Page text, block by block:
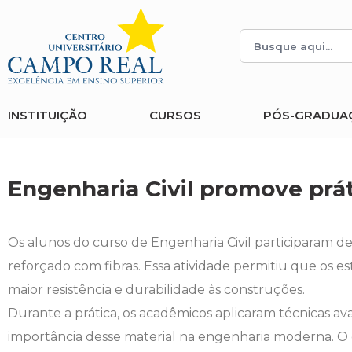
INSTITUIÇÃO CURSOS PÓS-
Engenharia Civil promove
Os alunos do curso de Engenharia Civil participaram
reforçado com fibras. Essa atividade permitiu que os
maior resistência e durabilidade às construções.
Durante a prática, os acadêmicos aplicaram técnicas
importância desse material na engenharia moderna.
Histórico
Editais
Administração
Ciências Contábeis
Enfermagem
Engenharia Civil
Vestibular de Inverno
2ª Via de Boleto
Biblioteca
Calendário de Provas
Central de Estágios - TCC
Avalie a Campo Real
COLAP
Comitê de Ética em Pesquisa
Educação em Direitos Humanos